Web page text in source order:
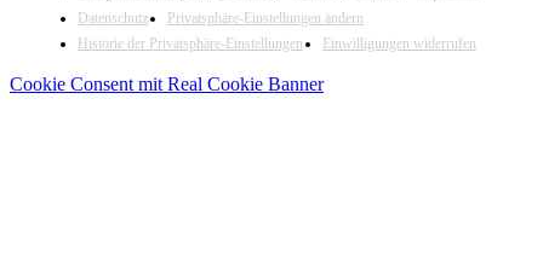
Datenschutz
Privatsphäre-Einstellungen ändern
Historie der Privatsphäre-Einstellungen
Einwilligungen widerrufen
Cookie Consent mit Real Cookie Banner